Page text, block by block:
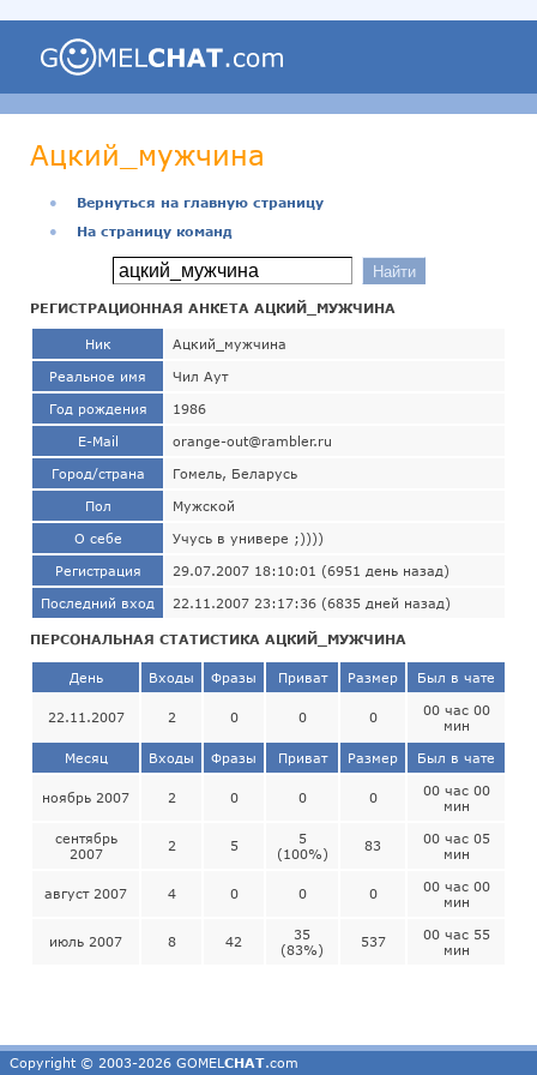
Ацкий_мужчина
●
Вернуться на главную страницу
●
На страницу команд
РЕГИСТРАЦИОННАЯ АНКЕТА АЦКИЙ_МУЖЧИНА
Ник Ацкий_мужчина
Реальное имя Чил Аут
Год рождения 1986
E-Mail orange-out@rambler.ru
Город/страна Гомель, Беларусь
Пол Мужской
О себе Учусь в универе ;))))
Регистрация 29.07.2007 18:10:01 (6951 день назад)
Последний вход 22.11.2007 23:17:36 (6835 дней назад)
ПЕРСОНАЛЬНАЯ СТАТИСТИКА АЦКИЙ_МУЖЧИНА
День Входы Фразы Приват Размер Был в чате
22.11.2007 2 0 0 0
00 час 00
мин
Месяц Входы Фразы Приват Размер Был в чате
ноябрь 2007 2 0 0 0
00 час 00
мин
сентябрь
2007
2 5
5
(100%)
83
00 час 05
мин
август 2007 4 0 0 0
00 час 00
мин
июль 2007 8 42
35
(83%)
537
00 час 55
мин
Copyright © 2003-2026 GOMEL CHAT.com